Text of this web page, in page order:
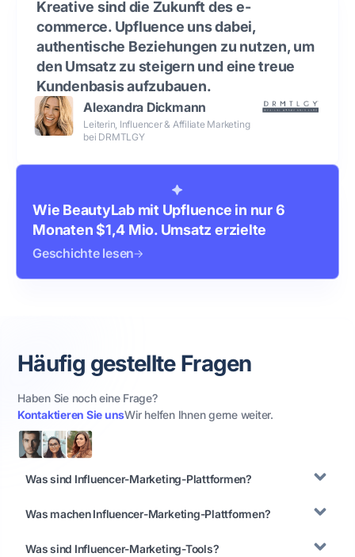
Kreative sind die Zukunft des e-
commerce. Upfluence uns dabei,
authentische Beziehungen zu nutzen, um
den Umsatz zu steigern und eine treue
Kundenbasis aufzubauen.
Alexandra Dickmann
Leiterin, Influencer & Affiliate Marketing
bei DRMTLGY
Wie BeautyLab mit Upfluence in nur 6
Monaten $1,4 Mio. Umsatz erzielte
Geschichte lesen
Häufig gestellte Fragen
Haben Sie noch eine Frage?
Kontaktieren Sie unsWir helfen Ihnen gerne weiter.
Was sind Influencer-Marketing-Plattformen?
Was machen Influencer-Marketing-Plattformen?
Was sind Influencer-Marketing-Tools?